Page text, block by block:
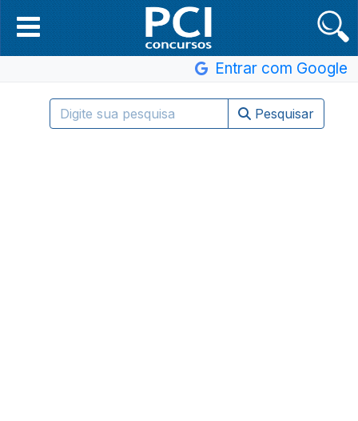
Entrar com Google
Pesquisar